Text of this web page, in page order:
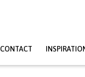
CONTACT